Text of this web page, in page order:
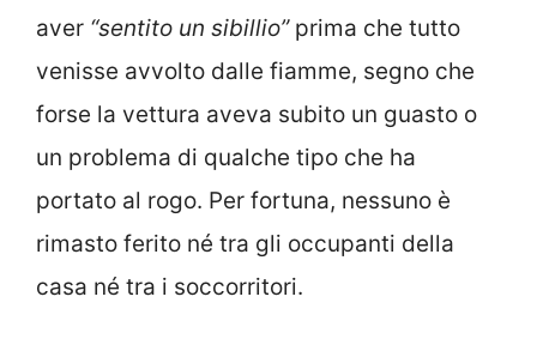
aver “sentito un sibillio” prima che tutto
venisse avvolto dalle fiamme, segno che
forse la vettura aveva subito un guasto o
un problema di qualche tipo che ha
portato al rogo. Per fortuna, nessuno è
rimasto ferito né tra gli occupanti della
casa né tra i soccorritori.